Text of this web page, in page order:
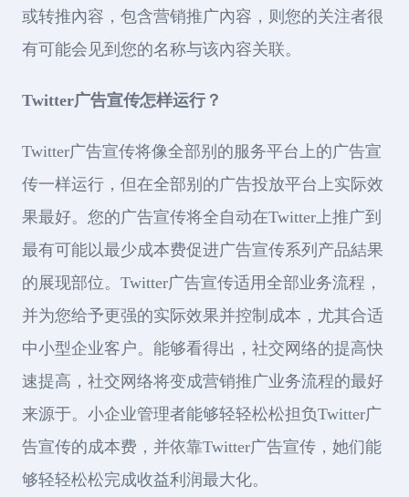
或转推內容，包含营销推广內容，则您的关注者很
有可能会见到您的名称与该內容关联。
Twitter广告宣传怎样运行？
Twitter广告宣传将像全部别的服务平台上的广告宣
传一样运行，但在全部别的广告投放平台上实际效
果最好。您的广告宣传将全自动在Twitter上推广到
最有可能以最少成本费促进广告宣传系列产品結果
的展现部位。Twitter广告宣传适用全部业务流程，
并为您给予更强的实际效果并控制成本，尤其合适
中小型企业客户。能够看得出，社交网络的提高快
速提高，社交网络将变成营销推广业务流程的最好
来源于。小企业管理者能够轻轻松松担负Twitter广
告宣传的成本费，并依靠Twitter广告宣传，她们能
够轻轻松松完成收益利润最大化。